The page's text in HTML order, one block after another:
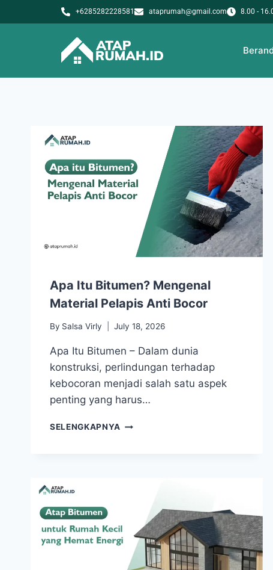
+6285282228581 ataprumah@gmail.com 8.00 -
Apa Itu Bitumen? Mengenal
Material Pelapis Anti Bocor
By Salsa Virly July 18, 2026
Apa Itu Bitumen – Dalam dunia
konstruksi, perlindungan terhadap
kebocoran menjadi salah satu aspek
penting yang harus…
SELENGKAPNYA